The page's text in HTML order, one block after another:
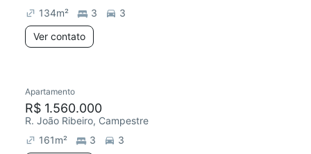
134m² 3
3
Ver contato
Apartamento
R$ 1.560.000
R. João Ribeiro, Campestre
161m² 3
3